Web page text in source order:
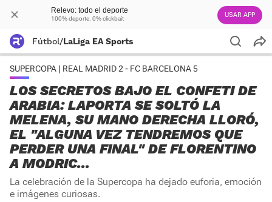
Relevo: todo el deporte
100% deporte. 0% clickbait USAR APP
Fútbol/LaLiga EA Sports
SUPERCOPA | REAL MADRID 2 - FC BARCELONA 5
LOS SECRETOS BAJO EL CONFETI DE
ARABIA: LAPORTA SE SOLTÓ LA
MELENA, SU MANO DERECHA LLORÓ,
EL "ALGUNA VEZ TENDREMOS QUE
PERDER UNA FINAL" DE FLORENTINO
A MODRIC...
La celebración de la Supercopa ha dejado euforia, emoción
e imágenes curiosas.